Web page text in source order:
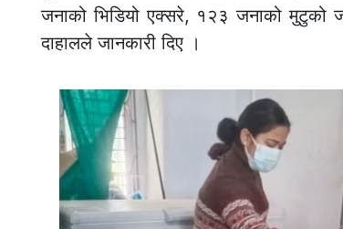
जनाको भिडियो एक्सरे, १२३ जनाको मुटुको
दाहालले जानकारी दिए ।